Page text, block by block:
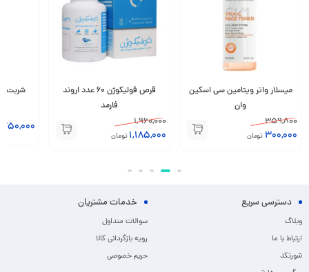
میسلار واتر ویتامین سی اسکین
وان
359,800
300,000 تومان
قرص فولیکوژن 60 عدد اروند
فارمد
1,960,000
1,185,000 تومان
دسترسی سریع
وبلاگ
ارتباط با ما
شورتکد
خدمات مشتریان
سوالات متداول
رویه بازگردانی کالا
حریم خصوصی